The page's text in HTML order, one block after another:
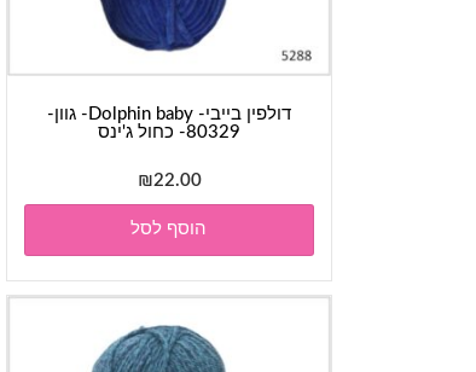
דולפין בייבי- Dolphin baby- גוון-
80329- כחול ג'ינס
₪22.00
הוסף לסל